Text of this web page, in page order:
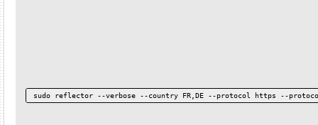
sudo reflector --verbose --country FR,DE --protocol https --